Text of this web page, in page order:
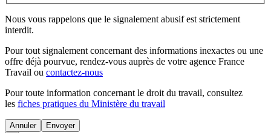
Nous vous rappelons que le signalement abusif est strictement
interdit.
Pour tout signalement concernant des informations inexactes ou une
offre déjà pourvue, rendez-vous auprès de votre agence France
Travail ou contactez-nous
Pour toute information concernant le droit du travail, consultez
les fiches pratiques du Ministère du travail
Annuler